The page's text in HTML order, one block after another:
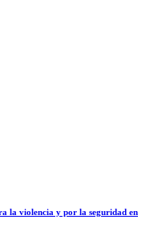
la violencia y por la seguridad en